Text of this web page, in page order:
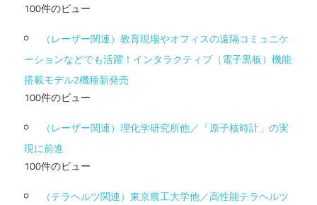
100件のビュー
（レーザー関連）教育現場やオフィスの遠隔コミュニケ
ーションなどでも活躍！インタラクティブ（電子黒板）機能
搭載モデル2機種新発売
100件のビュー
（レーザー関連）理化学研究所他／「原子核時計」の実
現に前進
100件のビュー
（テラヘルツ関連）東京農工大学他／高性能テラヘルツ